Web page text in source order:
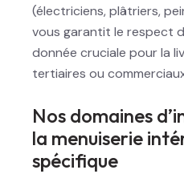
(électriciens, plâtriers,
vous garantit le respect
donnée cruciale pour la
tertiaires ou
Nos domaines
la menuiserie
spécifique